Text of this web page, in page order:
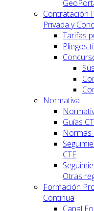
Contratación
Privada y
Tarifas
Pliegos
Normativa
Guías
Normas
CTE
Otras
Formación
Continua
Canal